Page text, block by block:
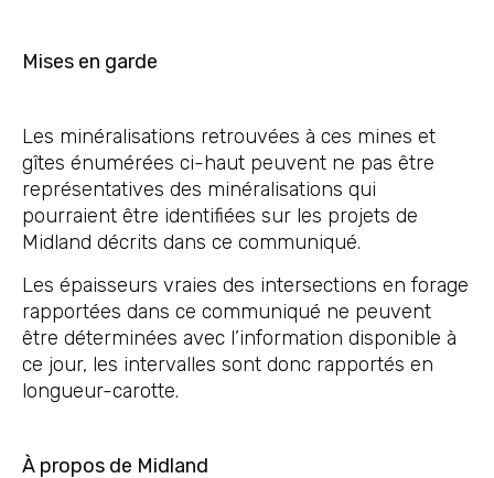
Mises en garde
Les minéralisations retrouvées à ces mines et
gîtes énumérées ci-haut peuvent ne pas être
représentatives des minéralisations qui
pourraient être identifiées sur les projets de
Midland décrits dans ce communiqué.
Les épaisseurs vraies des intersections en forage
rapportées dans ce communiqué ne peuvent
être déterminées avec l’information disponible à
ce jour, les intervalles sont donc rapportés en
longueur-carotte.
À propos de Midland